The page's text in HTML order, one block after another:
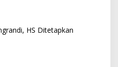
HS Ditetapkan